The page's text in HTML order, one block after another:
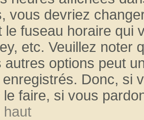
vous devriez
le fuseau horaire qui
etc. Veuillez noter
autres options peut
Donc, si
le faire, si vous
haut